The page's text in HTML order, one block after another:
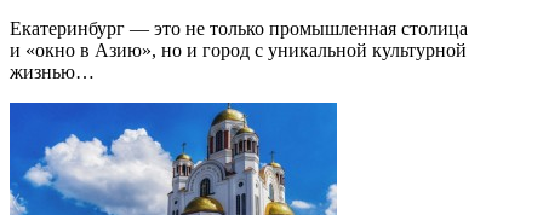
Екатеринбург — это не только промышленная столица
и «окно в Азию», но и город с уникальной культурной
жизнью…